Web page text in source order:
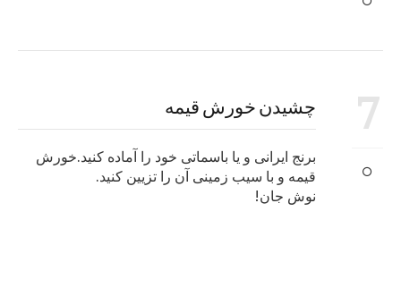
7 چشیدن خورش قیمه
برنج ایرانی و یا باسماتی خود را آماده کنید.خورش
قیمه و با سیب زمینی آن را تزیین کنید.
نوش جان!